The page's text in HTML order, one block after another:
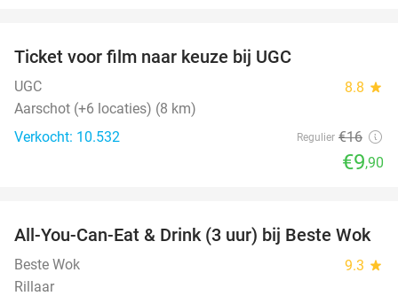
Ticket voor film naar keuze bij UGC
UGC 8.8 star
Aarschot (+6 locaties) (8 km)
Verkocht: 10.532
Regulier €16
€9,90
20%
All-You-Can-Eat & Drink (3 uur) bij Beste Wok
Beste Wok 9.3 star
Rillaar